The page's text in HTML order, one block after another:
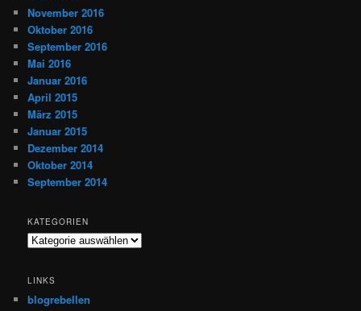
November 2016
Oktober 2016
September 2016
Mai 2016
Januar 2016
April 2015
März 2015
Januar 2015
Dezember 2014
Oktober 2014
September 2014
KATEGORIEN
Kategorien
LINKS
blogrebellen